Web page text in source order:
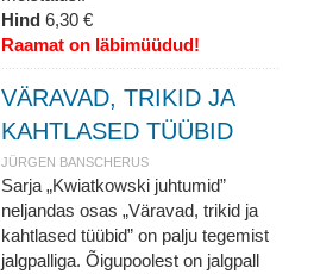
Hind 6,30 €
Raamat on läbimüüdud!
VÄRAVAD, TRIKID JA
KAHTLASED TÜÜBID
JÜRGEN BANSCHERUS
Sarja „Kwiatkowski juhtumid”
neljandas osas „Väravad, trikid ja
kahtlased tüübid” on palju tegemist
jalgpalliga. Õigupoolest on jalgpall